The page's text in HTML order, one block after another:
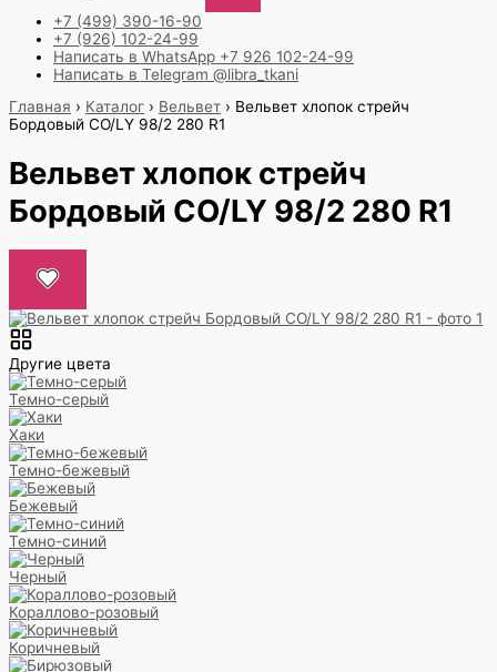
+7 (499) 390-16-90
+7 (926) 102-24-99
Написать в WhatsApp +7 926 102-24-99
Написать в Telegram @libra_tkani
Перейти
к
Главная › Каталог › Вельвет › Вельвет хлопок стрейч
Бордовый CO/LY 98/2 280 R1
Вельвет хлопок стрейч
Бордовый CO/LY 98/2 280 R1
Другие цвета
Темно-серый
Хаки
Темно-бежевый
Бежевый
Темно-синий
Черный
Кораллово-розовый
Коричневый